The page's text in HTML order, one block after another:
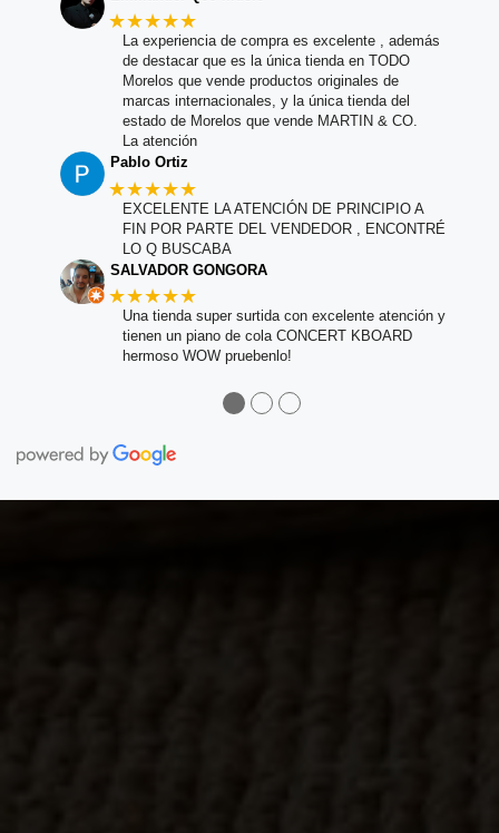
★★★★★
La experiencia de compra es excelente , además
de destacar que es la única tienda en TODO
Morelos que vende productos originales de
marcas internacionales, y la única tienda del
estado de Morelos que vende MARTIN & CO.
La atención
Pablo Ortiz
★★★★★
EXCELENTE LA ATENCIÓN DE PRINCIPIO A
FIN POR PARTE DEL VENDEDOR , ENCONTRÉ
LO Q BUSCABA
SALVADOR GONGORA
★★★★★
Una tienda super surtida con excelente atención y
tienen un piano de cola CONCERT KBOARD
hermoso WOW pruebenlo!
●●●